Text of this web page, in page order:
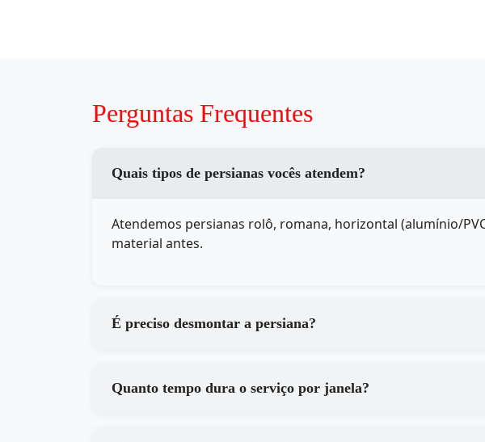
Perguntas Frequentes
Quais tipos de persianas vocês atendem?
Atendemos persianas rolô, romana, horizontal (alumínio/
material antes.
É preciso desmontar a persiana?
Quanto tempo dura o serviço por janela?